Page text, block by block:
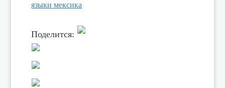
языки мексика
Поделится: